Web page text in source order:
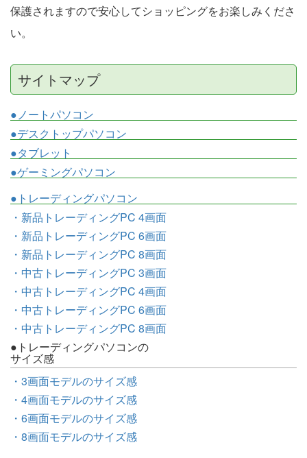
保護されますので安心してショッピングをお楽しみくださ
い。
サイトマップ
●ノートパソコン
●デスクトップパソコン
●タブレット
●ゲーミングパソコン
●トレーディングパソコン
・新品トレーディングPC 4画面
・新品トレーディングPC 6画面
・新品トレーディングPC 8画面
・中古トレーディングPC 3画面
・中古トレーディングPC 4画面
・中古トレーディングPC 6画面
・中古トレーディングPC 8画面
●トレーディングパソコンの
サイズ感
・3画面モデルのサイズ感
・4画面モデルのサイズ感
・6画面モデルのサイズ感
・8画面モデルのサイズ感